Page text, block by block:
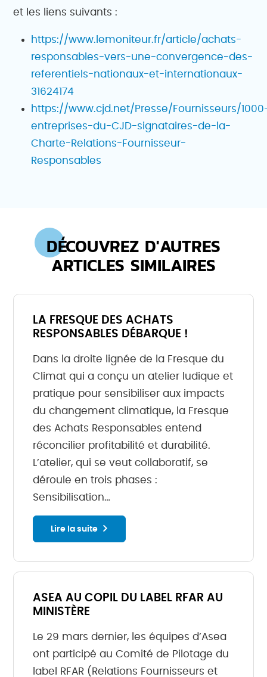
et les liens suivants :
https://www.lemoniteur.fr/article/achats-
responsables-vers-une-convergence-des-
referentiels-nationaux-et-internationaux-
31624174
https://www.cjd.net/Presse/Fournisseurs/
entreprises-du-CJD-signataires-de-la-
Charte-Relations-Fournisseur-
Responsables
DÉCOUVREZ D'AUTRES
ARTICLES SIMILAIRES
LA FRESQUE DES ACHATS
RESPONSABLES DÉBARQUE !
Dans la droite lignée de la Fresque du
Climat qui a conçu un atelier ludique et
pratique pour sensibiliser aux impacts
du changement climatique, la Fresque
des Achats Responsables entend
réconcilier profitabilité et durabilité.
L’atelier, qui se veut collaboratif, se
déroule en trois phases :
Sensibilisation…
Lire la suite
ASEA AU COPIL DU LABEL RFAR AU
MINISTÈRE
Le 29 mars dernier, les équipes d’Asea
ont participé au Comité de Pilotage du
label RFAR (Relations Fournisseurs et